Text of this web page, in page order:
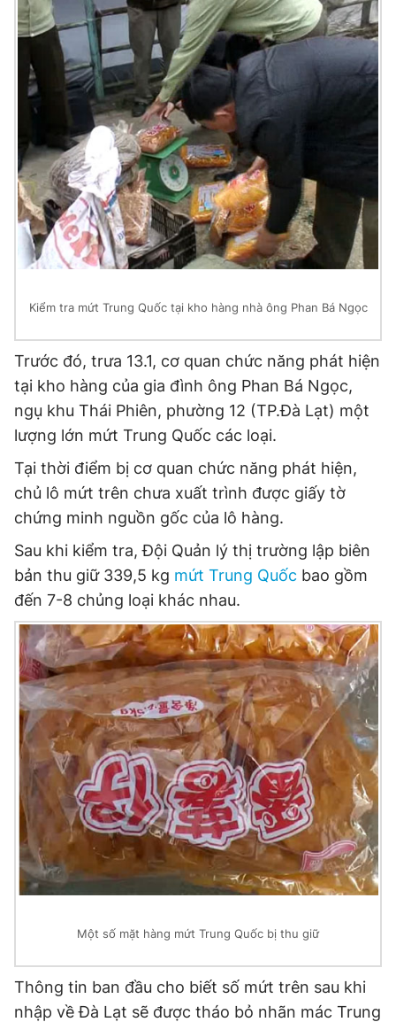
Đọc Thanh Niên trên điện thoại
Theo dõi báo trên
Hotline
0906 645 777
Liên hệ quảng cáo
0908 780 404
Đặt báo Quảng cáo RSS Tòa soạn Chính sách bảo
Tổng biên tập: Nguyễn Ngọc Toàn
Phó tổng biên tập thường trực: Hải Thành
Phó tổng biên tập: Lâm Hiếu Dũng
Phó tổng biên tập: Trần Việt Hưng
Tổng thư ký tòa soạn: Đức Trung
Giấy phép xuất bản số 110/GP - BTTTT cấp ngày 24.3.2020
chép dưới mọi hình thức nếu không có sự chấp thuận bằng văn
bản. Phát triển bởi ePi Technologies, JSC.
Kiểm tra mứt Trung Quốc tại kho hàng nhà ông Phan Bá Ngọc
Trước đó, trưa 13.1, cơ quan chức năng phát hiện
tại kho hàng của gia đình ông Phan Bá Ngọc,
ngụ khu Thái Phiên, phường 12 (TP.Đà Lạt) một
lượng lớn mứt Trung Quốc các loại.
Tại thời điểm bị cơ quan chức năng phát hiện,
chủ lô mứt trên chưa xuất trình được giấy tờ
chứng minh nguồn gốc của lô hàng.
Sau khi kiểm tra, Đội Quản lý thị trường lập biên
bản thu giữ 339,5 kg mứt Trung Quốc bao gồm
đến 7-8 chủng loại khác nhau.
Một số mặt hàng mứt Trung Quốc bị thu giữ
Thông tin ban đầu cho biết số mứt trên sau khi
nhập về Đà Lạt sẽ được tháo bỏ nhãn mác Trung